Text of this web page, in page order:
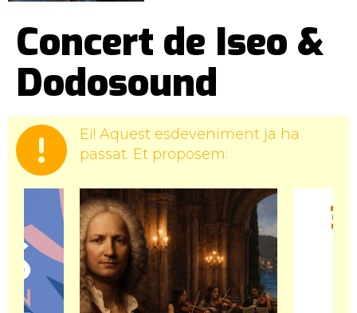
Concert de Iseo &
Dodosound
Ei! Aquest esdeveniment ja ha
passat. Et proposem: